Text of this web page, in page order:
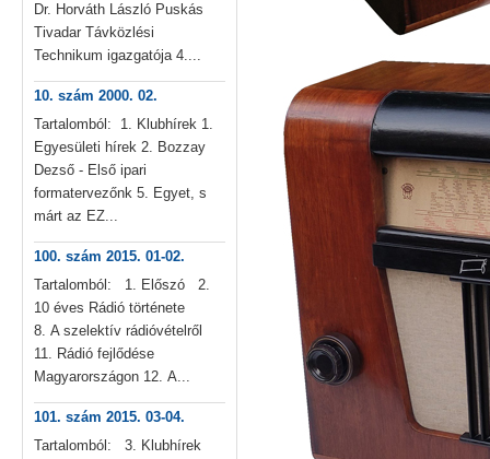
Dr. Horváth László Puskás
Tivadar Távközlési
Technikum igazgatója 4....
10. szám 2000. 02.
Tartalomból: 1. Klubhírek 1.
Egyesületi hírek 2. Bozzay
Dezső - Első ipari
formatervezőnk 5. Egyet, s
márt az EZ...
100. szám 2015. 01-02.
Tartalomból: 1. Előszó 2.
10 éves Rádió története
8. A szelektív rádióvételről
11. Rádió fejlődése
Magyarországon 12. A...
101. szám 2015. 03-04.
Tartalomból: 3. Klubhírek